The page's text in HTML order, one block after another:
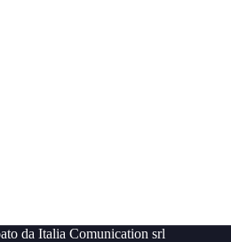
daItalia Comunication srl